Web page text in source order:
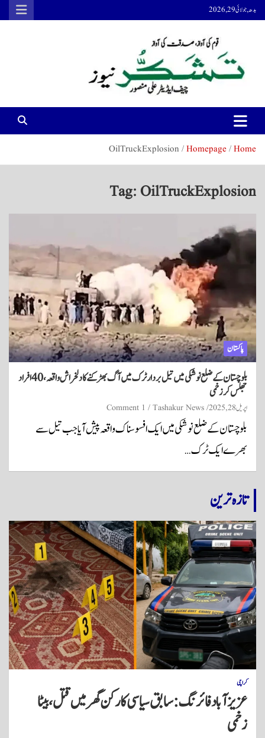
to
بدھ, جولائی 29, 2026
Tashakur News
Home
Homepage
OilTruckExplosion
Tag: OilTruckExplosion
پاکستان
بلوچستان کے ضلع نوشکی میں تیل بردار ٹرک میں آگ بھڑکنے کا دلخراش واقعہ، 40 افراد
جھلس کر زخمی
اپریل 28, 2025 Tashakur News
1 Comment
بلوچستان کے ضلع نوشکی میں ایک افسوسناک واقعہ پیش آیا جب تیل سے
بھرے ایک ٹرک…
تازہ ترین
کراچی
عزیز آباد فائرنگ: سابق سیاسی کارکن گھر میں قتل، بیٹا
زخمی